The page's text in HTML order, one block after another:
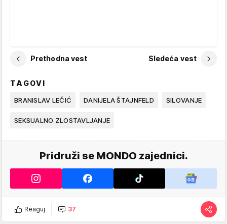
Prethodna vest Sledeća vest
TAGOVI
BRANISLAV LEČIĆ DANIJELA ŠTAJNFELD SILOVANJE
SEKSUALNO ZLOSTAVLJANJE
Pridruži se MONDO zajednici.
Reaguj 37